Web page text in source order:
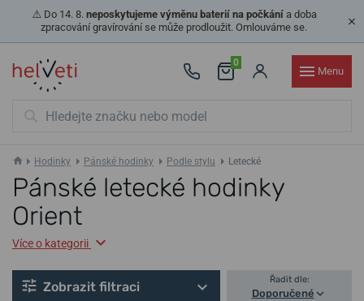
⚠️ Do 14. 8. neposkytujeme výměnu baterií na počkánía doba
zpracování gravírování se může prodloužit. Omlouváme se.
0
Menu
Hodinky Pánské hodinky Podle stylu Letecké
Pánské letecké hodinky
Orient
Více o kategorii
Zobrazit filtraci Řadit dle:
Doporučené